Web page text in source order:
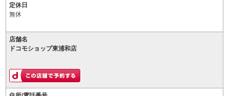
定休日
無休
店舗名
ドコモショップ東浦和店